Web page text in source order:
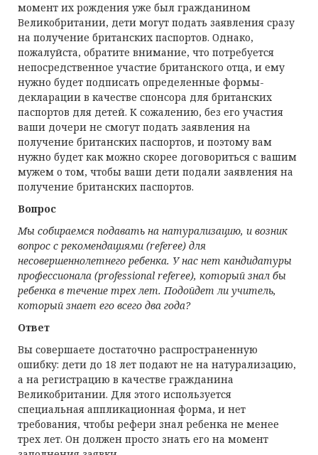
момент их рождения уже был гражданином
Великобритании, дети могут подать заявления сразу
на получение британских паспортов. Однако,
пожалуйста, обратите внимание, что потребуется
непосредственное участие британского отца, и ему
нужно будет подписать определенные формы-
декларации в качестве спонсора для британских
паспортов для детей. К сожалению, без его участия
ваши дочери не смогут подать заявления на
получение британских паспортов, и поэтому вам
нужно будет как можно скорее договориться с вашим
мужем о том, чтобы ваши дети подали заявления на
получение британских паспортов.
Вопрос
Мы собираемся подавать на натурализацию, и возник
вопрос с рекомендациями (referee) для
несовершеннолетнего ребенка. У нас нет кандидатуры
профессионала (professional referee), который знал бы
ребенка в течение трех лет. Подойдет ли учитель,
который знает его всего два года?
Ответ
Вы совершаете достаточно распространенную
ошибку: дети до 18 лет подают не на натурализацию,
а на регистрацию в качестве гражданина
Великобритании. Для этого используется
специальная аппликационная форма, и нет
требования, чтобы рефери знал ребенка не менее
трех лет. Он должен просто знать его на момент